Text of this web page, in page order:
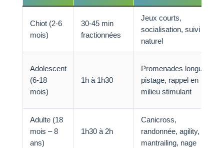
Chiot (2-6
mois)
30-45 min
fractionnées
Jeux courts,
socialisation, suivi
naturel
Adolescent
(6-18
mois)
1h à 1h30
Promenades longues,
pistage, rappel en
milieu stimulant
Adulte (18
mois – 8
ans)
1h30 à 2h
Canicross,
randonnée, agility,
mantrailing, nage